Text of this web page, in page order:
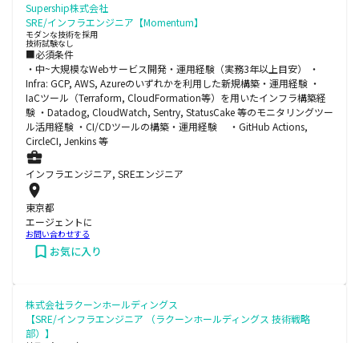
Supership株式会社
SRE/インフラエンジニア【Momentum】
モダンな技術を採用
技術試験なし
■必須条件
・中~大規模なWebサービス開発・運用経験（実務3年以上目安） ・
Infra: GCP, AWS, Azureのいずれかを利用した新規構築・運用経験 ・
IaCツール（Terraform, CloudFormation等）を用いたインフラ構築経
験 ・Datadog, CloudWatch, Sentry, StatusCake 等のモニタリングツー
ル活用経験 ・CI/CDツールの構築・運用経験 ・GitHub Actions,
CircleCI, Jenkins 等
インフラエンジニア, SREエンジニア
東京都
エージェントに
お問い合わせする
お気に入り
株式会社ラクーンホールディングス
【SRE/インフラエンジニア （ラクーンホールディングス 技術戦略
部）】